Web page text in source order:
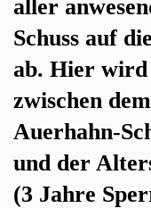
aller
Schuss auf
ab. Hier wird
zwischen
Auerhahn-
und der
(3 Jahre